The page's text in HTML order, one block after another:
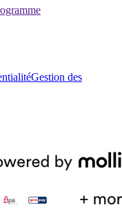
Gestion des